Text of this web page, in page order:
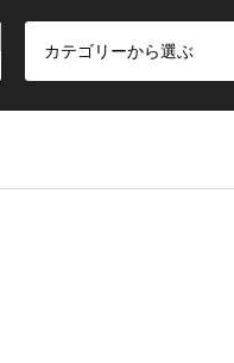
カテゴリーから選ぶ